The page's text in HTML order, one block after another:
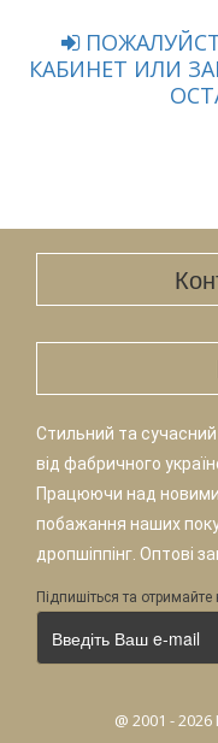
КАБИНЕТ ИЛИ
Стильний та сучасний
від фабричного
Працюючи над
побажання наших
дропшіппінг. Оптові
Підпишіться та отримайте
@ 2001 -